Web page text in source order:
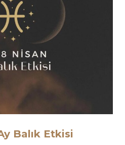
Balık Etkisi